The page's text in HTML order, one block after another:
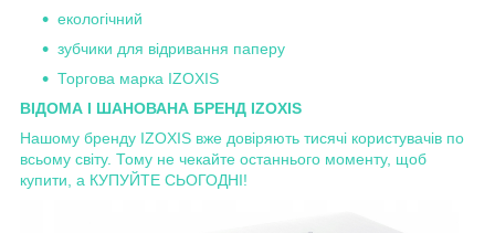
екологічний
зубчики для відривання паперу
Торгова марка IZOXIS
ВІДОМА І ШАНОВАНА БРЕНД IZOXIS
Нашому бренду IZOXIS вже довіряють тисячі користувачів по
всьому світу. Тому не чекайте останнього моменту, щоб
купити, а КУПУЙТЕ СЬОГОДНІ!